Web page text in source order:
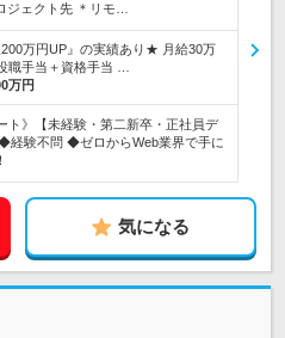
ジェクト先 ＊リモ…
万円UP』の実績あり★ 月給30万
職手当＋資格手当 …
万円
ト》【未経験・第二新卒・正社員デ
経験不問 ◆ゼロからWeb業界で手に
気になる